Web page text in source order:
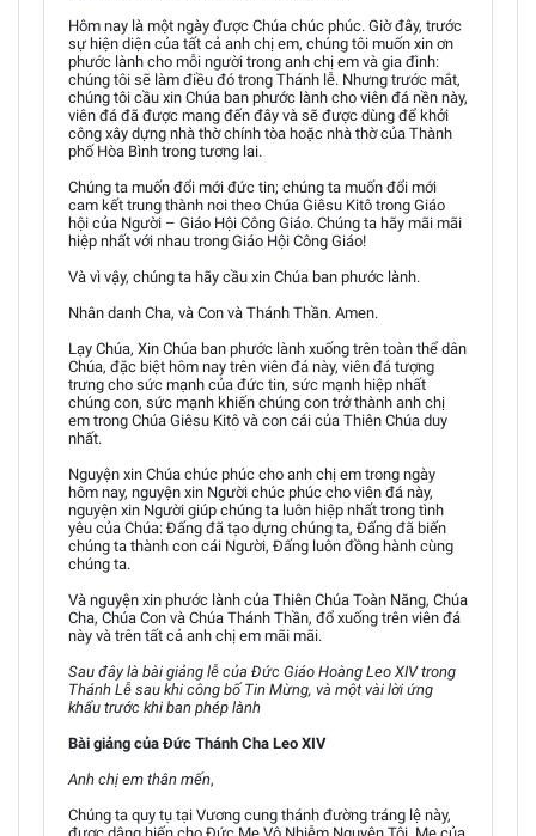
Hôm nay là một ngày được Chúa chúc phúc. Giờ đây, trước
sự hiện diện của tất cả anh chị em, chúng tôi muốn xin ơn
phước lành cho mỗi người trong anh chị em và gia đình:
chúng tôi sẽ làm điều đó trong Thánh lễ. Nhưng trước mắt,
chúng tôi cầu xin Chúa ban phước lành cho viên đá nền này,
viên đá đã được mang đến đây và sẽ được dùng để khởi
công xây dựng nhà thờ chính tòa hoặc nhà thờ của Thành
phố Hòa Bình trong tương lai.
Chúng ta muốn đổi mới đức tin; chúng ta muốn đổi mới
cam kết trung thành noi theo Chúa Giêsu Kitô trong Giáo
hội của Người – Giáo Hội Công Giáo. Chúng ta hãy mãi mãi
hiệp nhất với nhau trong Giáo Hội Công Giáo!
Và vì vậy, chúng ta hãy cầu xin Chúa ban phước lành.
Nhân danh Cha, và Con và Thánh Thần. Amen.
Lạy Chúa, Xin Chúa ban phước lành xuống trên toàn thể dân
Chúa, đặc biệt hôm nay trên viên đá này, viên đá tượng
trưng cho sức mạnh của đức tin, sức mạnh hiệp nhất
chúng con, sức mạnh khiến chúng con trở thành anh chị
em trong Chúa Giêsu Kitô và con cái của Thiên Chúa duy
nhất.
Nguyện xin Chúa chúc phúc cho anh chị em trong ngày
hôm nay, nguyện xin Người chúc phúc cho viên đá này,
nguyện xin Người giúp chúng ta luôn hiệp nhất trong tình
yêu của Chúa: Đấng đã tạo dựng chúng ta, Đấng đã biến
chúng ta thành con cái Người, Đấng luôn đồng hành cùng
chúng ta.
Và nguyện xin phước lành của Thiên Chúa Toàn Năng, Chúa
Cha, Chúa Con và Chúa Thánh Thần, đổ xuống trên viên đá
này và trên tất cả anh chị em mãi mãi.
Sau đây là bài giảng lễ của Đức Giáo Hoàng Leo XIV trong
Thánh Lễ sau khi công bố Tin Mừng, và một vài lời ứng
khẩu trước khi ban phép lành
Bài giảng của Đức Thánh Cha Leo XIV
Anh chị em thân mến,
Chúng ta quy tụ tại Vương cung thánh đường tráng lệ này,